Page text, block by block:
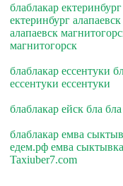
блаблакар
ектеринбург
алапаевск
магнитогорск
блаблакар ессентуки
ессентуки ессентуки
блаблакар ейск бла
блаблакар емва
едем.рф емва
Taxiuber7.com